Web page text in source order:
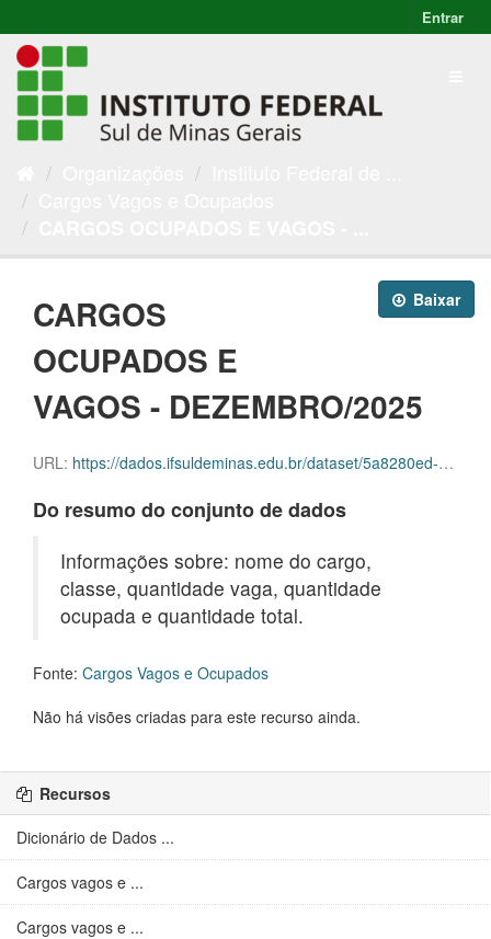
Entrar
Baixar
CARGOS
OCUPADOS E
VAGOS - DEZEMBRO/2025
URL: https://dados.ifsuldeminas.edu.br/dataset/5a8280ed-031b-45f2-9623-37aa7026fd68/resource/9804fba7-3c91-4fe5-9d54-1786858eecba/download/progep-cargos-e-vagas-dezembro2025.ods
Do resumo do conjunto de dados
Informações sobre: nome do cargo,
classe, quantidade vaga, quantidade
ocupada e quantidade total.
Fonte: Cargos Vagos e Ocupados
Não há visões criadas para este recurso ainda.
Recursos
Dicionário de Dados ...
Cargos vagos e ...
Cargos vagos e ...